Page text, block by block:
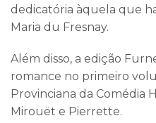
dedicatória àquela que
Maria du Fresnay.
Além disso, a edição
romance no primeiro
Provinciana da Comédia
Mirouët e Pierrette.